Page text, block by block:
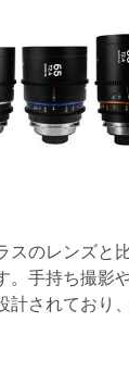
スのレンズと
。手持ち撮影
計されており